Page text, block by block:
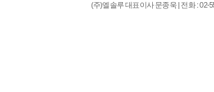
(주)엘솔루 대표이사 문종욱 | 전화 : 02-